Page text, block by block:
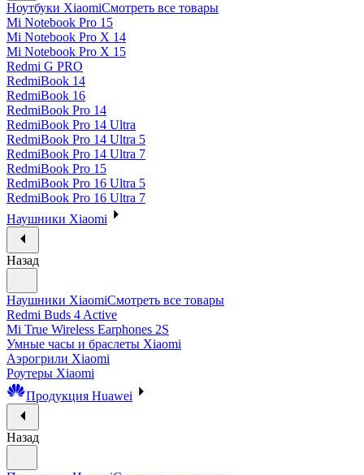
Ноутбуки XiaomiСмотреть все товары
Mi Notebook Pro 15
Mi Notebook Pro X 14
Mi Notebook Pro X 15
Redmi G PRO
RedmiBook 14
RedmiBook 16
RedmiBook Pro 14
RedmiBook Pro 14 Ultra
RedmiBook Pro 14 Ultra 5
RedmiBook Pro 14 Ultra 7
RedmiBook Pro 15
RedmiBook Pro 16 Ultra 5
RedmiBook Pro 16 Ultra 7
Наушники Xiaomi
Назад
Наушники XiaomiСмотреть все товары
Redmi Buds 4 Active
Mi True Wireless Earphones 2S
Умные часы и браслеты Xiaomi
Аэрогрили Xiaomi
Роутеры Xiaomi
Продукция Huawei
Назад